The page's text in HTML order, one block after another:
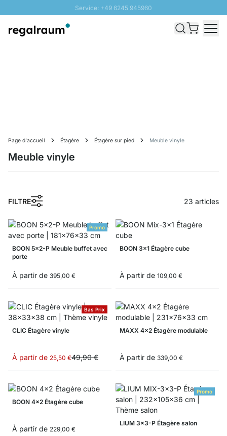
Service: +49 6245 945960
Livraison rapide - Livraison gratuite dès 100€
Page d'accueil Étagère Étagère sur pied Meuble vinyle
Meuble vinyle
FILTRE 23 articles
Promo
BOON 5x2-P Meuble buffet avec
porte
À partir de 395,00 €
BOON 3x1 Étagère cube
À partir de 109,00 €
Bas Prix
CLIC Étagère vinyle
À partir de 25,50 €49,90 €
MAXX 4x2 Étagère modulable
À partir de 339,00 €
BOON 4x2 Étagère cube
À partir de 229,00 €
Promo
LIUM 3x3-P Étagère salon